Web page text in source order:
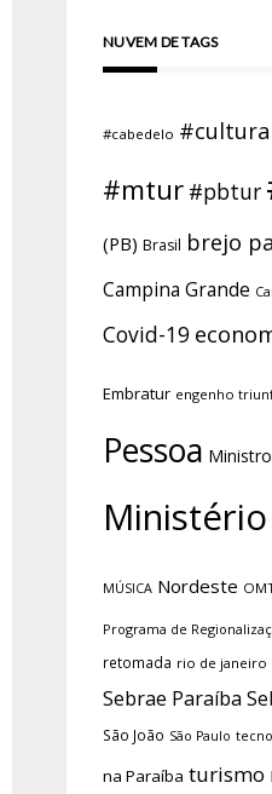
NUVEM DE TAGS
#cabedelo #cultura
#mtur #pbtur
(PB) Brasil brejo
Campina Grande
Covid-19
Embratur engenho
Pessoa
MÚSICA Nordeste
Programa de
retomada rio de janeiro
Sebrae Paraíba
São João São Paulo
na Paraíba turismo